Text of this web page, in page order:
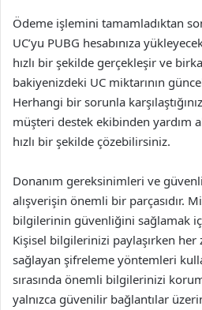
Ödeme işlemini tamamladıktan
UC’yu PUBG hesabınıza
hızlı bir şekilde gerçekleşir ve
bakiyenizdeki UC miktarının
Herhangi bir sorunla
müşteri destek ekibinden yardım
hızlı bir şekilde çözebilirsiniz.
Donanım gereksinimleri ve
alışverişin önemli bir parçasıdır.
bilgilerinin güvenliğini sağlamak
Kişisel bilgilerinizi paylaşırken her
sağlayan şifreleme yöntemleri
sırasında önemli bilgilerinizi
yalnızca güvenilir bağlantılar